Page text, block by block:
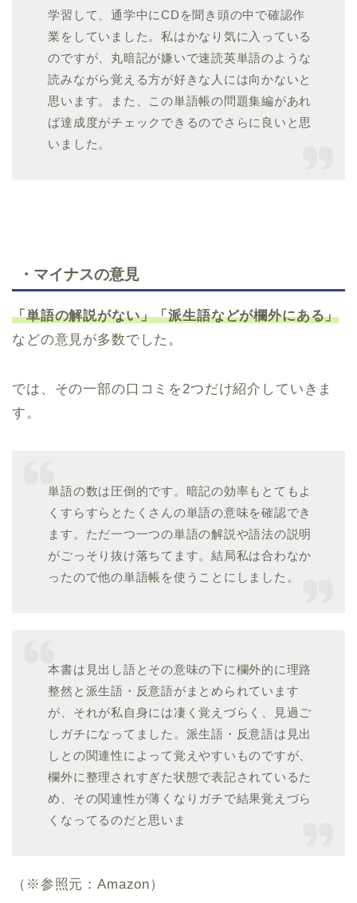
学習して、通学中にCDを聞き頭の中で確認作
業をしていました。私はかなり気に入っている
のですが、丸暗記が嫌いで速読英単語のような
読みながら覚える方が好きな人には向かないと
思います。また、この単語帳の問題集編があれ
ば達成度がチェックできるのでさらに良いと思
いました。
・マイナスの意見
「単語の解説がない」「派生語などが欄外にある」
などの意見が多数でした。
では、その一部の口コミを2つだけ紹介していきま
す。
単語の数は圧倒的です。暗記の効率もとてもよ
くすらすらとたくさんの単語の意味を確認でき
ます。ただ一つ一つの単語の解説や語法の説明
がごっそり抜け落ちてます。結局私は合わなか
ったので他の単語帳を使うことにしました。
本書は見出し語とその意味の下に欄外的に理路
整然と派生語・反意語がまとめられています
が、それが私自身には凄く覚えづらく、見過ご
しガチになってました。派生語・反意語は見出
しとの関連性によって覚えやすいものですが、
欄外に整理されすぎた状態で表記されているた
め、その関連性が薄くなりガチで結果覚えづら
くなってるのだと思いま
（※参照元：Amazon）